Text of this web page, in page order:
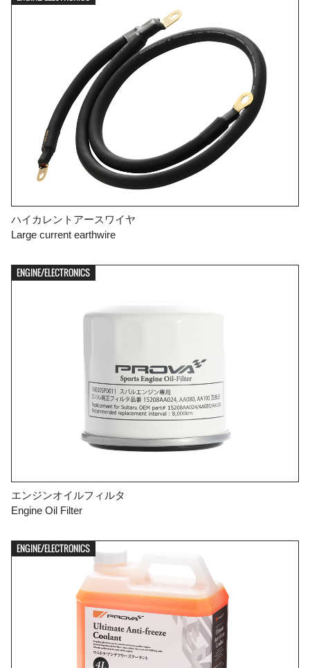
ハイカレントアースワイヤ
Large current earthwire
ENGINE/ELECTRONICS
エンジンオイルフィルタ
Engine Oil Filter
ENGINE/ELECTRONICS